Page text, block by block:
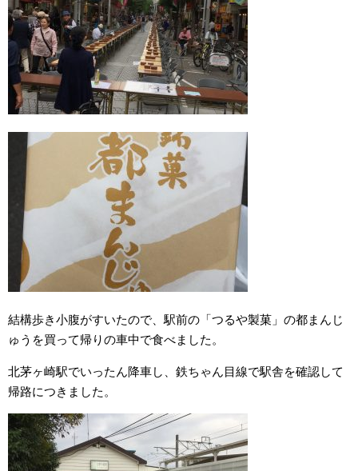
結構歩き小腹がすいたので、駅前の「つるや製菓」の都まんじ
ゅうを買って帰りの車中で食べました。
北茅ヶ崎駅でいったん降車し、鉄ちゃん目線で駅舎を確認して
帰路につきました。